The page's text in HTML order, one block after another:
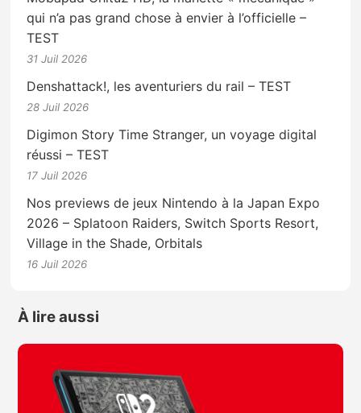
qui n’a pas grand chose à envier à l’officielle –
TEST
31 Juil 2026
Denshattack!, les aventuriers du rail – TEST
28 Juil 2026
Digimon Story Time Stranger, un voyage digital
réussi – TEST
17 Juil 2026
Nos previews de jeux Nintendo à la Japan Expo
2026 – Splatoon Raiders, Switch Sports Resort,
Village in the Shade, Orbitals
16 Juil 2026
À lire aussi